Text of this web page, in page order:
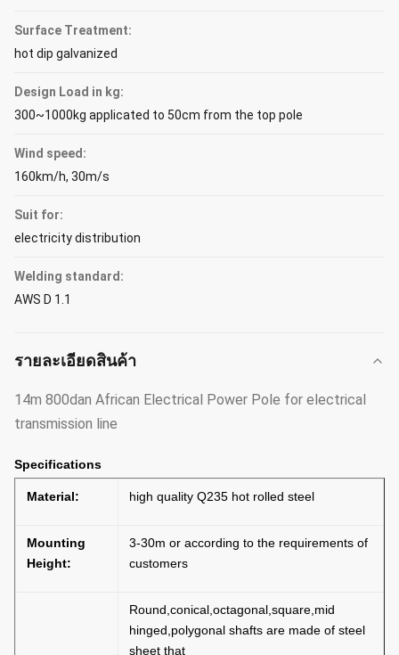
Surface Treatment:
hot dip galvanized
Design Load in kg:
300~1000kg applicated to 50cm from the top pole
Wind speed:
160km/h, 30m/s
Suit for:
electricity distribution
Welding standard:
AWS D 1.1
รายละเอียดสินค้า
14m 800dan African Electrical Power Pole for electrical
transmission line
Specifications
Material: high quality Q235 hot rolled steel
Mounting
Height:
3-30m or according to the requirements of
customers
Round,conical,octagonal,square,mid
hinged,polygonal shafts are made of steel
sheet that